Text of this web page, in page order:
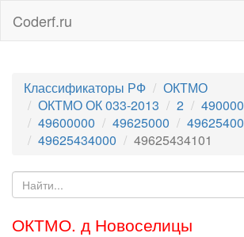
Coderf.ru
Классификаторы РФ
ОКТМО
ОКТМО ОК 033-2013
2
49600000
49625000 49625400
49625434000
49625434101
ОКТМО. д Новоселицы